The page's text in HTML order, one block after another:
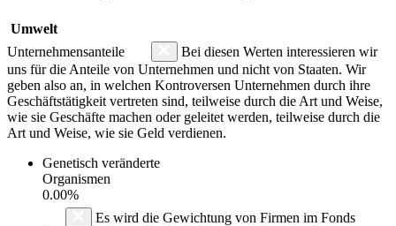
Umwelt
Unternehmensanteile
Bei diesen Werten interessieren wir
uns für die Anteile von Unternehmen und nicht von Staaten. Wir
geben also an, in welchen Kontroversen Unternehmen durch ihre
Geschäftstätigkeit vertreten sind, teilweise durch die Art und Weise,
wie sie Geschäfte machen oder geleitet werden, teilweise durch die
Art und Weise, wie sie Geld verdienen.
Genetisch veränderte
Organismen
0.00%
Es wird die Gewichtung von Firmen im Fonds